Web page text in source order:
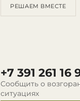
+7 391 261 16
Сообщить о
ситуациях
РЕШАЕМ ВМЕСТЕ